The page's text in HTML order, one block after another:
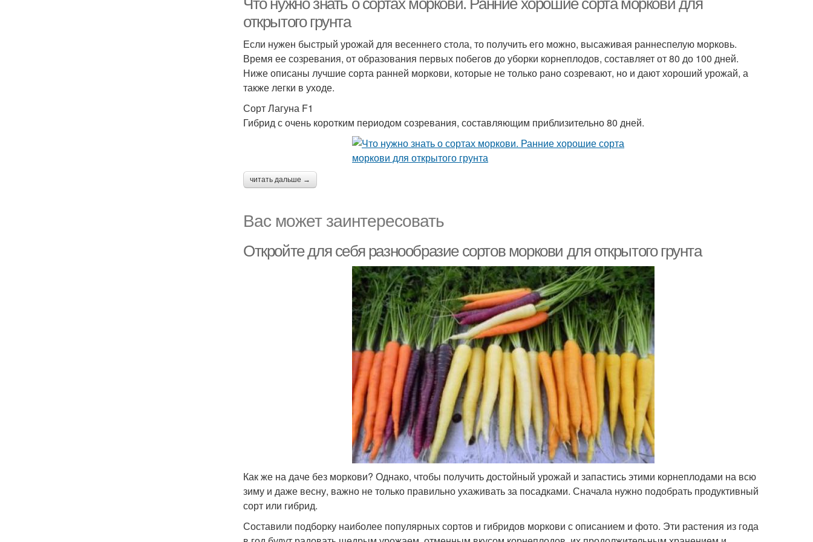
Что нужно знать о сортах моркови. Ранние хорошие сорта моркови для
открытого грунта
Если нужен быстрый урожай для весеннего стола, то получить его можно, высаживая раннеспелую морковь.
Время ее созревания, от образования первых побегов до уборки корнеплодов, составляет от 80 до 100 дней.
Ниже описаны лучшие сорта ранней моркови, которые не только рано созревают, но и дают хороший урожай, а
также легки в уходе.
Сорт Лагуна F1
Гибрид с очень коротким периодом созревания, составляющим приблизительно 80 дней.
читать дальше →
Вас может заинтересовать
Откройте для себя разнообразие сортов моркови для открытого грунта
Как же на даче без моркови? Однако, чтобы получить достойный урожай и запастись этими корнеплодами на всю
зиму и даже весну, важно не только правильно ухаживать за посадками. Сначала нужно подобрать продуктивный
сорт или гибрид.
Составили подборку наиболее популярных сортов и гибридов моркови с описанием и фото. Эти растения из года